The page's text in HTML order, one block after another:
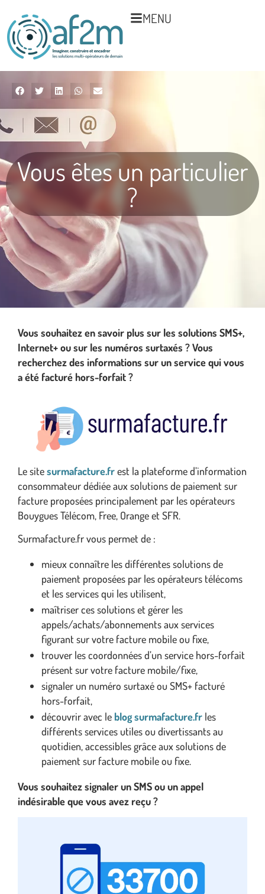
MENU
Vous êtes un particulier
?
Vous souhaitez en savoir plus sur les solutions SMS+,
Internet+ ou sur les numéros surtaxés ? Vous
recherchez des informations sur un service qui vous
a été facturé hors-forfait ?
Le sitesurmafacture.frest la plateforme d’information
consommateur dédiée aux solutions de paiement sur
facture proposées principalement par les opérateurs
Bouygues Télécom, Free, Orange et SFR.
Surmafacture.fr vous permet de :
mieux connaître les différentes solutions de
paiement proposées par les opérateurs télécoms
et les services qui les utilisent,
maîtriser ces solutions et gérer les
appels/achats/abonnements aux services
figurant sur votre facture mobile ou fixe,
trouver les coordonnées d’un service hors-forfait
présent sur votre facture mobile/fixe,
signaler un numéro surtaxé ou SMS+ facturé
hors-forfait,
découvrir avec le blog surmafacture.frles
différents services utiles ou divertissants au
quotidien, accessibles grâce aux solutions de
paiement sur facture mobile ou fixe.
Vous souhaitez signaler un SMS ou un appel
indésirable que vous avez reçu ?